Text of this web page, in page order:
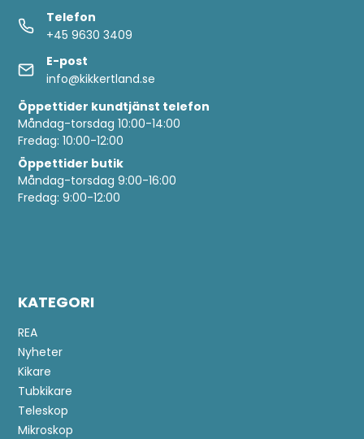
Telefon
+45 9630 3409
E-post
info@kikkertland.se
Öppettider kundtjänst telefon
Måndag-torsdag 10:00-14:00
Fredag: 10:00-12:00
Öppettider butik
Måndag-torsdag 9:00-16:00
Fredag: 9:00-12:00
KATEGORI
REA
Nyheter
Kikare
Tubkikare
Teleskop
Mikroskop